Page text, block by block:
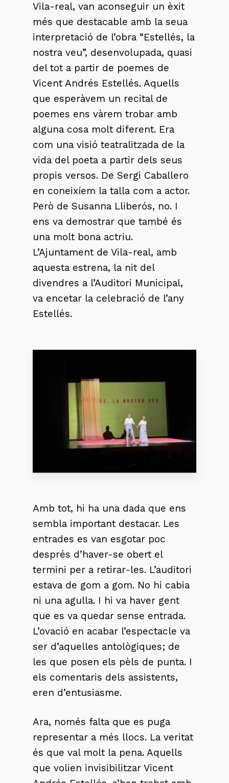
Vila-real, van aconseguir un èxit
més que destacable amb la seua
interpretació de l’obra “Estellés, la
nostra veu”, desenvolupada, quasi
del tot a partir de poemes de
Vicent Andrés Estellés. Aquells
que esperàvem un recital de
poemes ens vàrem trobar amb
alguna cosa molt diferent. Era
com una visió teatralitzada de la
vida del poeta a partir dels seus
propis versos. De Sergi Caballero
en coneixíem la talla com a actor.
Però de Susanna Lliberós, no. I
ens va demostrar que també és
una molt bona actriu.
L’Ajuntament de Vila-real, amb
aquesta estrena, la nit del
divendres a l’Auditori Municipal,
va encetar la celebració de l’any
Estellés.
Amb tot, hi ha una dada que ens
sembla important destacar. Les
entrades es van esgotar poc
després d’haver-se obert el
termini per a retirar-les. L’auditori
estava de gom a gom. No hi cabia
ni una agulla. I hi va haver gent
que es va quedar sense entrada.
L’ovació en acabar l’espectacle va
ser d’aquelles antològiques; de
les que posen els pèls de punta. I
els comentaris dels assistents,
eren d’entusiasme.
Ara, només falta que es puga
representar a més llocs. La veritat
és que val molt la pena. Aquells
que volien invisibilitzar Vicent